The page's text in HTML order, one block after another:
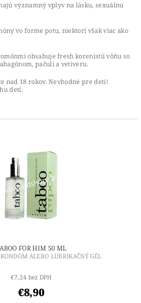
významný vplyv na lásku, sexuálnu
vo forme potu, niektorí však viac ako
obsahuje fresh korenistú vôňu so
pačuli a vetiveru.
nad 18 rokov. Nevhodné pre deti!
detí.
FOR HIM 50 ML
ALEBO LUBRIKAČNÝ GÉL
€7,24 bez DPH
€8,90